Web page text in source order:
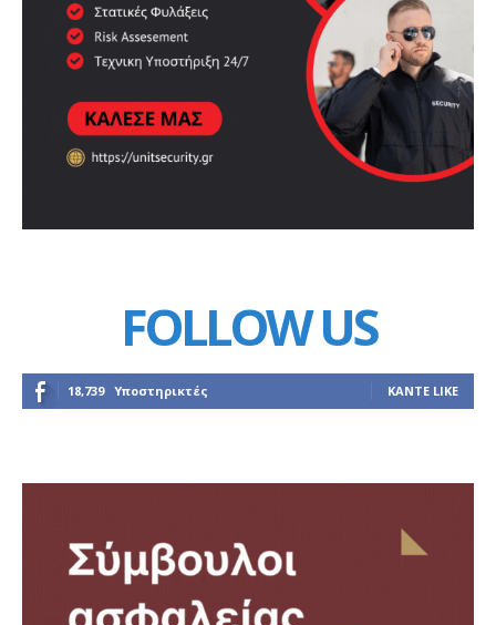
FOLLOW US
18,739 Υποστηρικτές ΚΆΝΤΕ LIKE